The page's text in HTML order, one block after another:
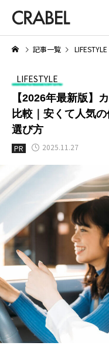
記事一覧 LIFESTYLE
LIFESTYLE
【2026年最新版】
比較｜安くて人気
選び方
PR 2025.11.27
もっとくらべる、もっとほしくな
LIFESTYLE
【着用レビュー】リライ
αの効果は本当？口コミ
紹介
TAG LIST
AGA BEYOND